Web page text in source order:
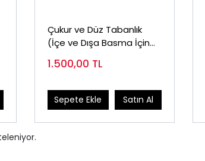
Çukur ve Düz Tabanlık
(İçe ve Dışa Basma İçin
1.500,00 TL
Sepete Ekle Satın Al